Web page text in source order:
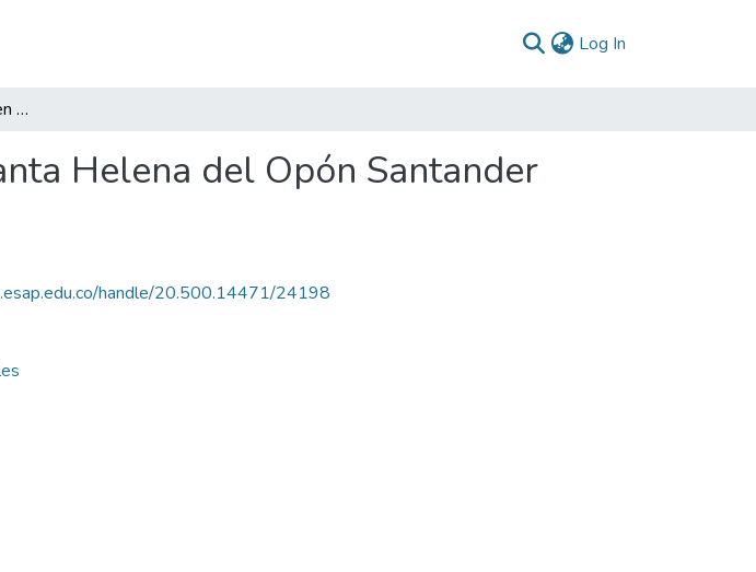
Log In
Plan de acción gobierno en línea Santa Helena del Opón Santander 2012
Helena del Opón Santander
handle/20.500.14471/24198